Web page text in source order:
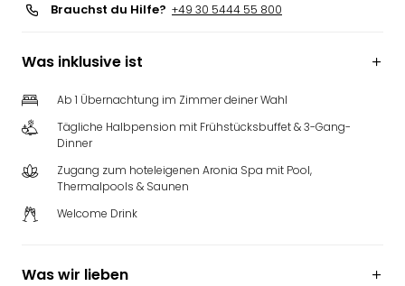
Brauchst du Hilfe? +49 30 5444 55 800
Was inklusive ist
Ab 1 Übernachtung im Zimmer deiner Wahl
Tägliche Halbpension mit Frühstücksbuffet & 3-Gang-
Dinner
Zugang zum hoteleigenen Aronia Spa mit Pool,
Thermalpools & Saunen
Welcome Drink
Was wir lieben